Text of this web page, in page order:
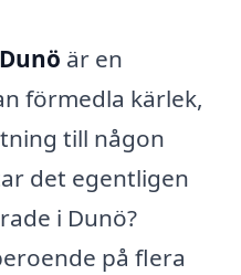
är en
förmedla kärlek,
till någon
det egentligen
i Dunö?
på flera